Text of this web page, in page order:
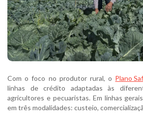
Com o foco no produtor rural, o Plano
linhas de crédito adaptadas às
agricultores e pecuaristas. Em linhas
em três modalidades: custeio,